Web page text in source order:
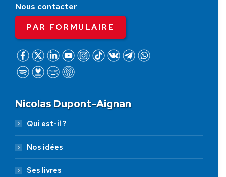
Nous contacter
PAR FORMULAIRE
Nicolas Dupont-Aignan
Qui est-il ?
Nos idées
Ses livres